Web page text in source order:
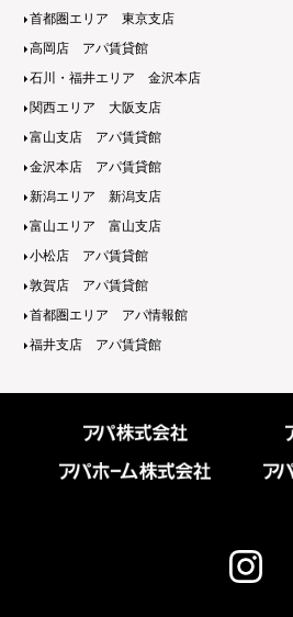
首都圏エリア 東京支店
高岡店 アパ賃貸館
石川・福井エリア 金沢本店
関西エリア 大阪支店
富山支店 アパ賃貸館
金沢本店 アパ賃貸館
新潟エリア 新潟支店
富山エリア 富山支店
小松店 アパ賃貸館
敦賀店 アパ賃貸館
首都圏エリア アパ情報館
福井支店 アパ賃貸館